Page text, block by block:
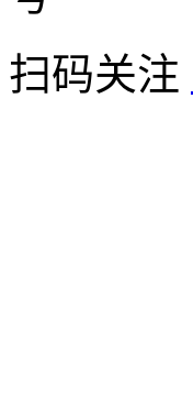
扫码关注